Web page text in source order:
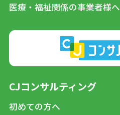
医療・福祉関係の事業者様へ
CJコンサルティング
初めての方へ